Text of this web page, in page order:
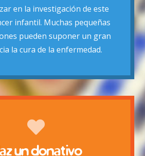
en la investigación de este
infantil. Muchas pequeñas
pueden suponer un gran
la cura de la enfermedad.
Hazte Socio
un donativo